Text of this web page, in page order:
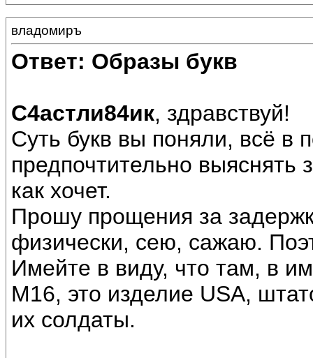
владомиръ
Ответ: Образы букв
С4астли84ик, здравствуй!
Суть букв вы поняли, всё в
предпочтительно выяснять
как хочет.
Прошу прощения за
физически, сею, сажаю.
Имейте в виду, что там, в
М16, это изделие USА,
их солдаты.